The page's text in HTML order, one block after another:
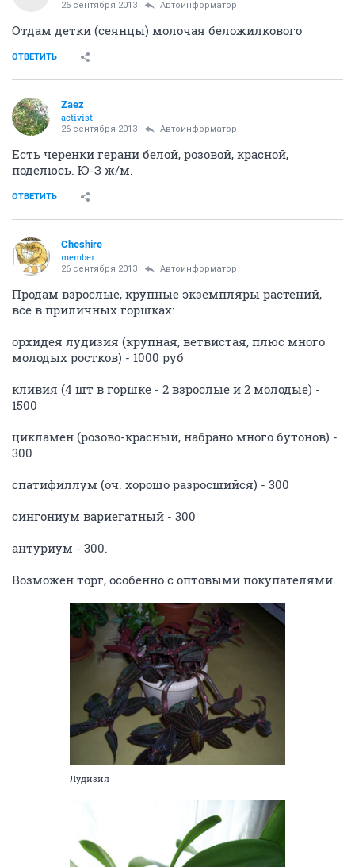
26 сентября 2013 Автоинформатор
Отдам детки (сеянцы) молочая беложилкового
ОТВЕТИТЬ
Zaez
activist
26 сентября 2013 Автоинформатор
Есть черенки герани белой, розовой, красной,
поделюсь. Ю-З ж/м.
ОТВЕТИТЬ
Cheshire
member
26 сентября 2013 Автоинформатор
Продам взрослые, крупные экземпляры растений,
все в приличных горшках:
орхидея лудизия (крупная, ветвистая, плюс много
молодых ростков) - 1000 руб
кливия (4 шт в горшке - 2 взрослые и 2 молодые) -
1500
цикламен (розово-красный, набрано много бутонов) -
300
спатифиллум (оч. хорошо разросшийся) - 300
сингониум вариегатный - 300
антуриум - 300.
Возможен торг, особенно с оптовыми покупателями.
Лудизия